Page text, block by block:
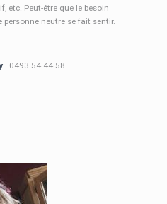
etc. Peut-être que le besoin
personne neutre se fait sentir.
0493 54 44 58